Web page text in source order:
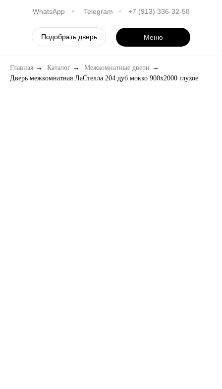
WhatsApp •
Telegram
• +7 (913) 336-32-58
Подобрать дверь Меню
Главная → Каталог → Межкомнатные двери →
Дверь межкомнатная ЛаСтелла 204 дуб мокко 900х2000 глухое